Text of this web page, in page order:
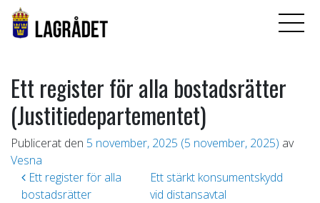
Ett register för alla bostadsrätter
(Justitiedepartementet)
Publicerat den 5 november, 2025 (5 november, 2025) av
Vesna
Inläggsnavigering
Ett register för alla
bostadsrätter
Ett stärkt konsumentskydd
vid distansavtal